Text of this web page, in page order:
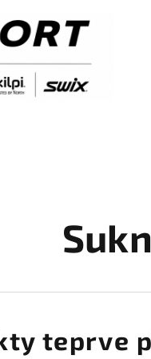
teprve